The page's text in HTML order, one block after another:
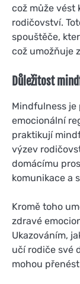
což může vést
rodičovství.
spouštěče,
což umožňuje
Důležitost
Mindfulness je
emocionální
praktikují
výzev
domácímu
komunikace a
Kromě toho
zdravé
Ukazováním,
učí rodiče své
mohou